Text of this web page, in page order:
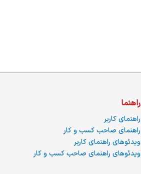
راهنما
راهنمای کاربر
راهنمای صاحب کسب و کار
ویدئوهای راهنمای کاربر
ویدئوهای راهنمای صاحب کسب و کار